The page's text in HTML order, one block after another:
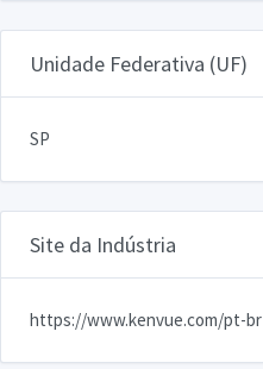
Unidade Federativa (UF)
SP
Site da Indústria
https://www.kenvue.com/pt-br